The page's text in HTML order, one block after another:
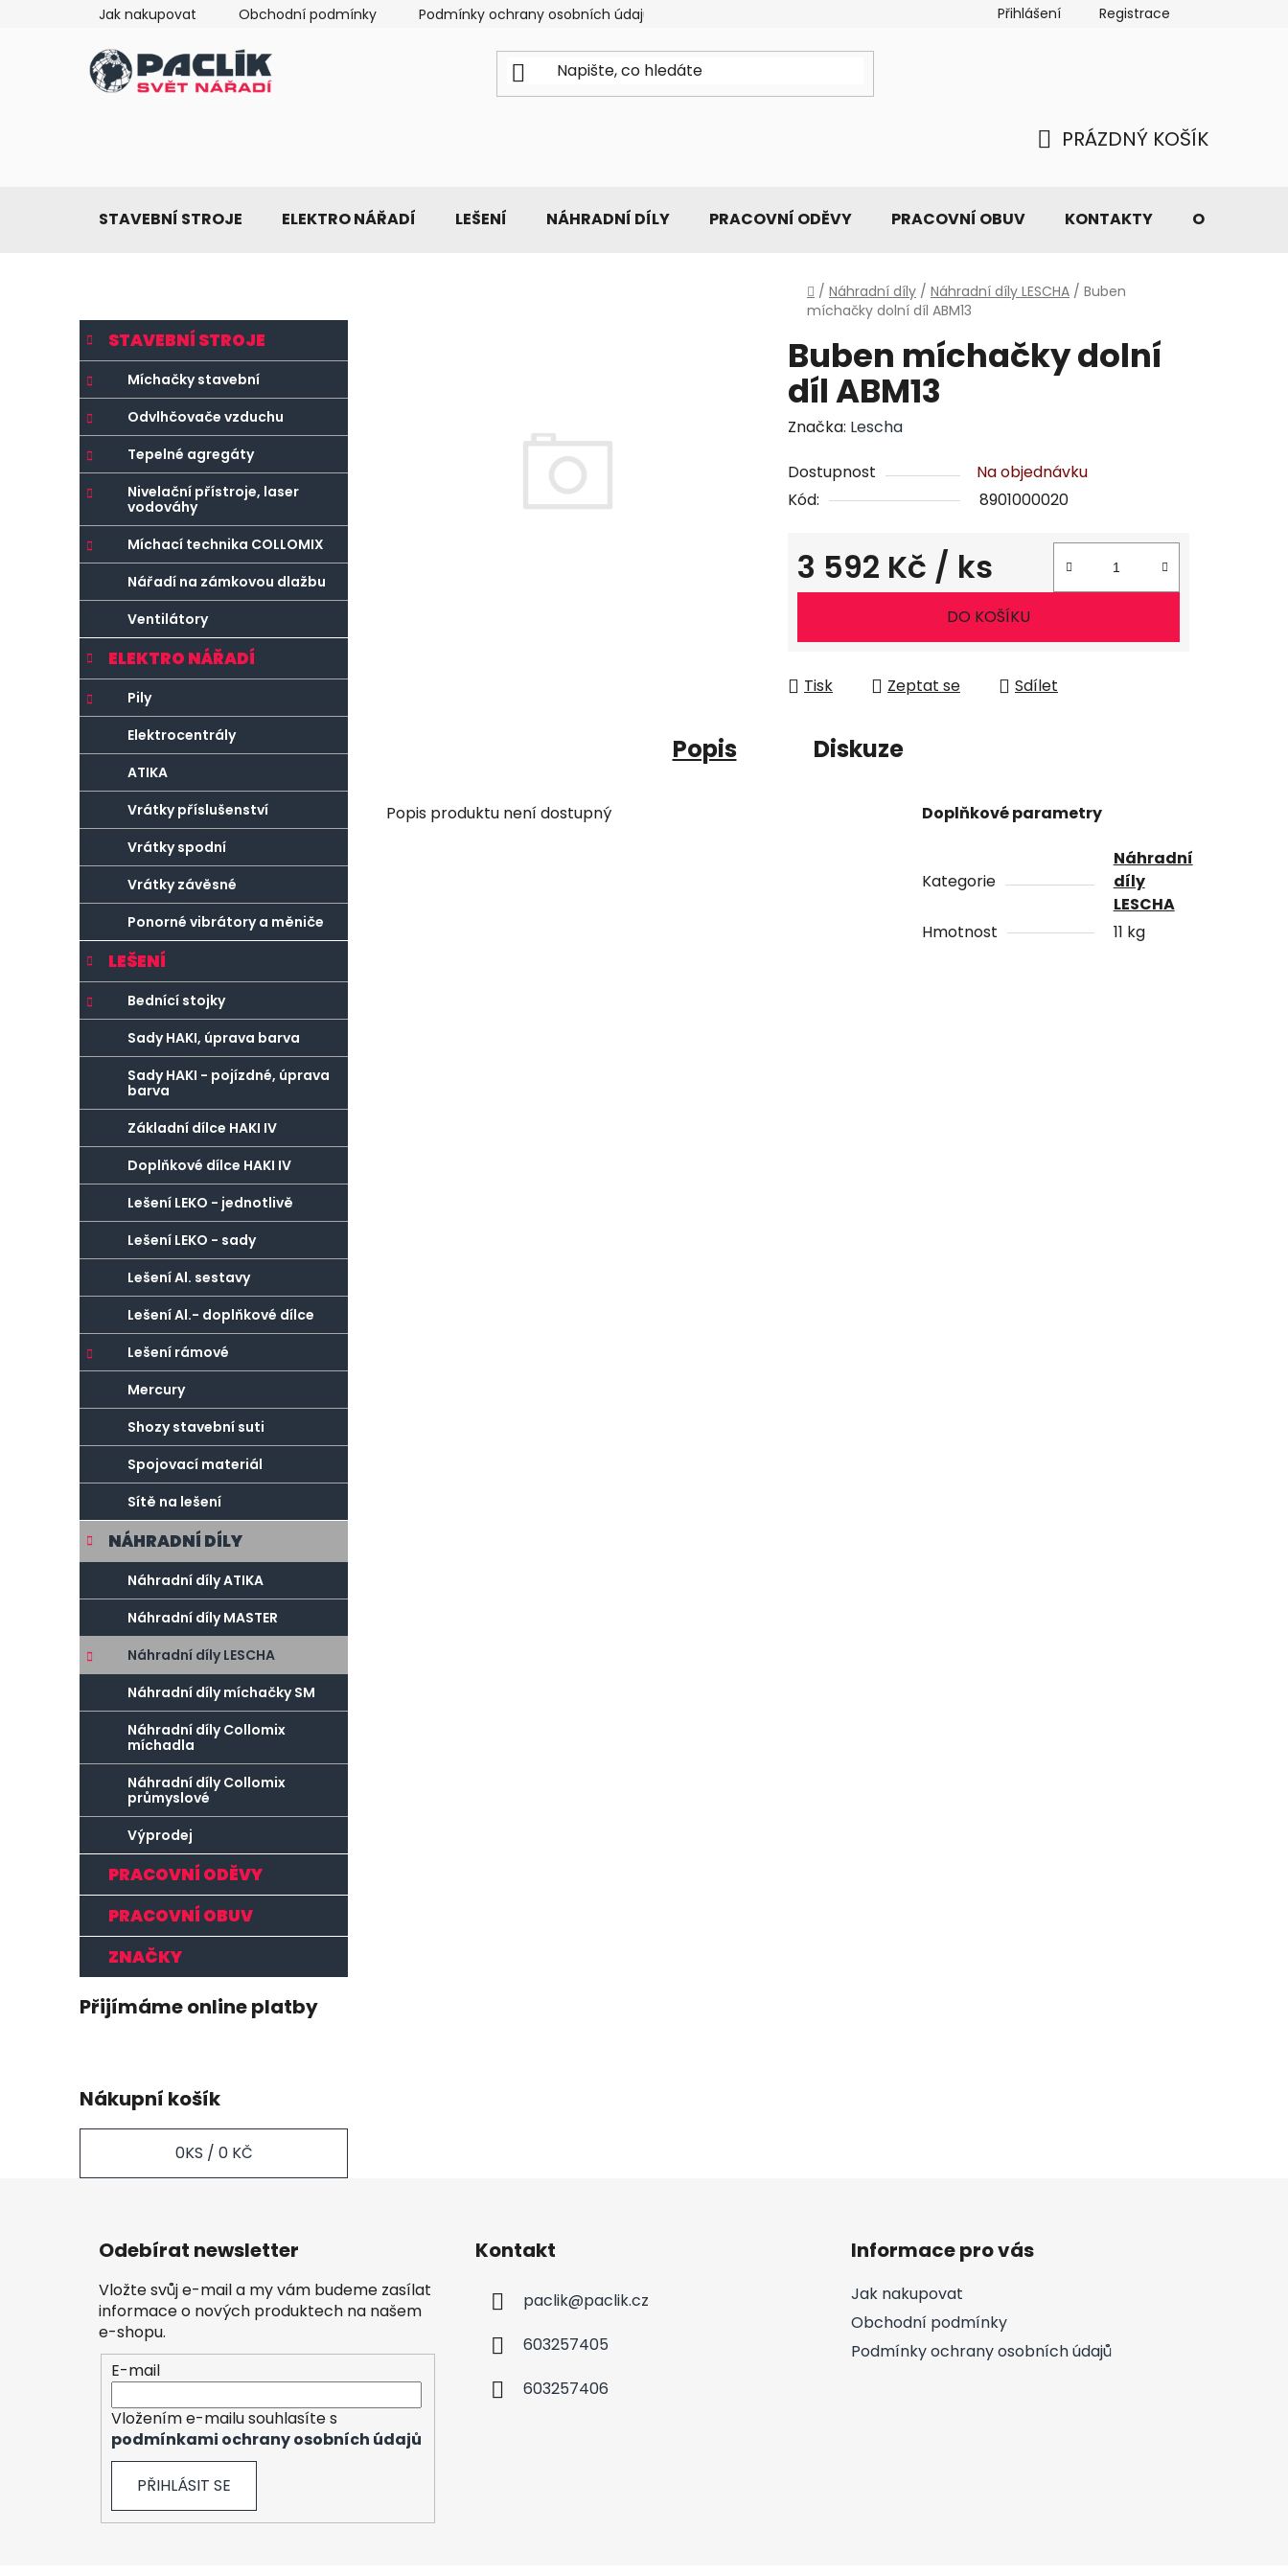
Jak nakupovat Obchodní podmínky Podmínky ochrany osobních údajů Přihlášení Registrace
KOŠÍK
PRÁZDNÝ KOŠÍK
STAVEBNÍ STROJE ELEKTRO NÁŘADÍ LEŠENÍ NÁHRADNÍ DÍLY PRACOVNÍ ODĚVY PRACOVNÍ OBUV KONTAKTY O NÁS
Domů
/ Náhradní díly / Náhradní díly LESCHA / Buben
míchačky dolní díl ABM13
P
o
s
t
r
a
n
n
í
p
n
e
Přeskočit
kategorie
K
a
e
g
o
i
e
STAVEBNÍ STROJE
Míchačky stavební
Odvlhčovače vzduchu
Tepelné agregáty
Nivelační přístroje, laser
vodováhy
Míchací technika COLLOMIX
Nářadí na zámkovou dlažbu
Ventilátory
ELEKTRO NÁŘADÍ
Pily
Elektrocentrály
ATIKA
Vrátky příslušenství
Vrátky spodní
Vrátky závěsné
Ponorné vibrátory a měniče
LEŠENÍ
Bednící stojky
Sady HAKI, úprava barva
Sady HAKI - pojízdné, úprava
barva
Základní dílce HAKI IV
Doplňkové dílce HAKI IV
Lešení LEKO - jednotlivě
Lešení LEKO - sady
Lešení Al. sestavy
Lešení Al.- doplňkové dílce
Lešení rámové
Mercury
Shozy stavební suti
Spojovací materiál
Sítě na lešení
NÁHRADNÍ DÍLY
Náhradní díly ATIKA
Náhradní díly MASTER
Náhradní díly LESCHA
Náhradní díly míchačky SM
Náhradní díly Collomix
míchadla
Náhradní díly Collomix
průmyslové
Výprodej
PRACOVNÍ ODĚVY
PRACOVNÍ OBUV
ZNAČKY
Přijímáme online platby
Nákupní košík
0KS / 0 KČ
Buben míchačky dolní
díl ABM13
Značka: Lescha
Dostupnost
Na objednávku
Kód:
8901000020
3 592 Kč / ks
Měrná cena:
DO KOŠÍKU
Tisk Zeptat se Sdílet
Popis Diskuze
Popis produktu není dostupný Doplňkové parametry
Kategorie
Náhradní
díly
LESCHA
Hmotnost
11 kg
Odebírat newsletter
Vložte svůj e-mail a my vám budeme zasílat
informace o nových produktech na našem
e-shopu.
E-mail
Vložením e-mailu souhlasíte s
podmínkami ochrany osobních údajů
PŘIHLÁSIT SE
Kontakt
paclik@paclik.cz
603257405
603257406
Informace pro vás
Jak nakupovat
Obchodní podmínky
Podmínky ochrany osobních údajů